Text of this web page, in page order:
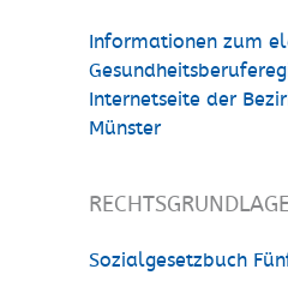
Informationen zum
Internetseite der
Münster
RECHTSGRUNDLAGE
Sozialgesetzbuch